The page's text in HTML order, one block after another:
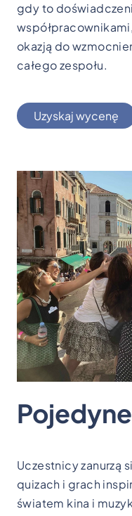
gdy to
okazją do
całego zespołu.
Uzyskaj wycenę
Uczestnicy zanurzą
quizach i grach
światem kina i